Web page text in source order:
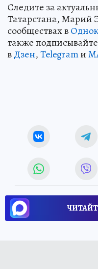
Следите за
Татарстана, Марий
сообществах в
также
вДзен,Telegramи